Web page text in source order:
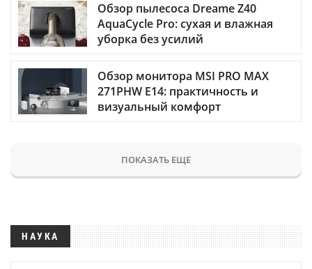
Обзор пылесоса Dreame Z40
AquaCycle Pro: сухая и влажная
уборка без усилий
Обзор монитора MSI PRO MAX
271PHW E14: практичность и
визуальный комфорт
ПОКАЗАТЬ ЕЩЕ
НАУКА